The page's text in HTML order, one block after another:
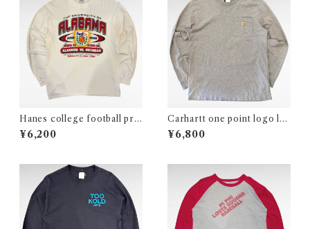
Hanes college football prin
t long sleeve t-shirt
¥6,200
Carhartt one point logo lo
ng sleeve pocket t-shirt
¥6,800